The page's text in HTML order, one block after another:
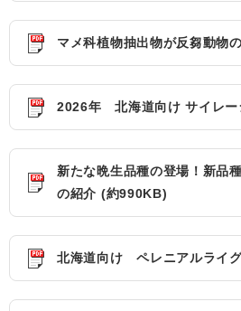
マメ科植物抽出物が反芻動物
2026年 北海道向け サイレー
新たな晩生品種の登場！新品
の紹介 (約990KB)
北海道向け ペレニアルライ